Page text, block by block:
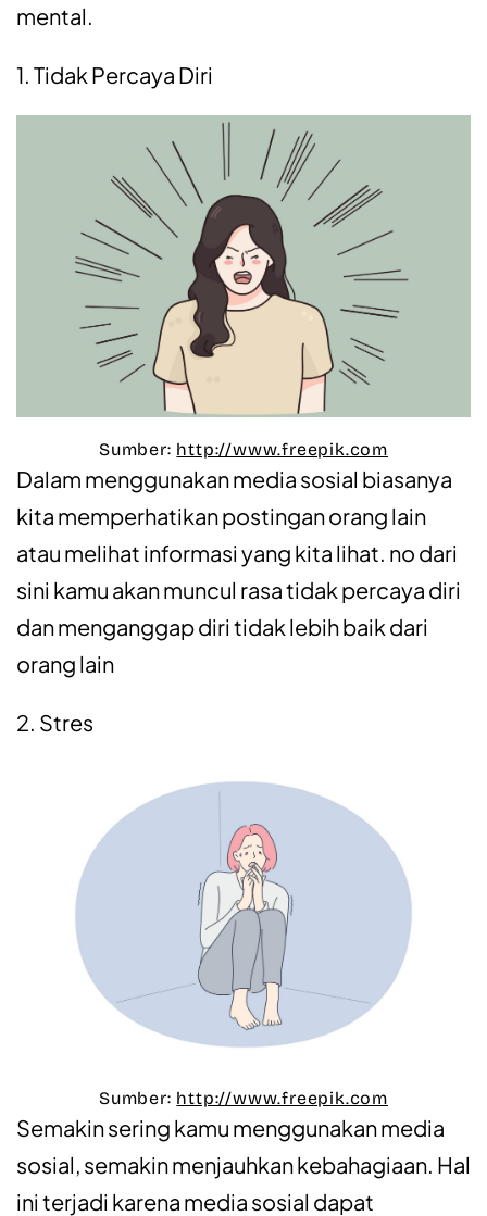
mental.
1. Tidak Percaya Diri
Sumber: http://www.freepik.com
Dalam menggunakan media sosial biasanya
kita memperhatikan postingan orang lain
atau melihat informasi yang kita lihat. no dari
sini kamu akan muncul rasa tidak percaya diri
dan menganggap diri tidak lebih baik dari
orang lain
2. Stres
Sumber: http://www.freepik.com
Semakin sering kamu menggunakan media
sosial, semakin menjauhkan kebahagiaan. Hal
ini terjadi karena media sosial dapat